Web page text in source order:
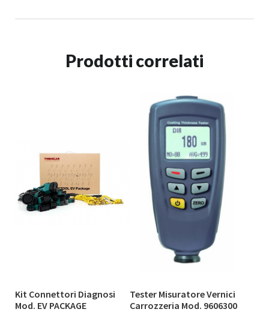
Prodotti correlati
Kit Connettori Diagnosi
Mod. EV PACKAGE
Tester Misuratore Vernici
Carrozzeria Mod. 9606300